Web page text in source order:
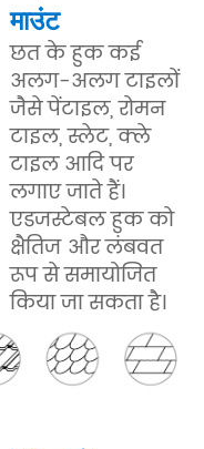
माउंट
छत के हुक कई
अलग-अलग टाइलों
जैसे पेंटाइल, रोमन
टाइल, स्लेट, क्ले
टाइल आदि पर
लगाए जाते हैं।
एडजस्टेबल हुक को
क्षैतिज और लंबवत
रूप से समायोजित
किया जा सकता है।